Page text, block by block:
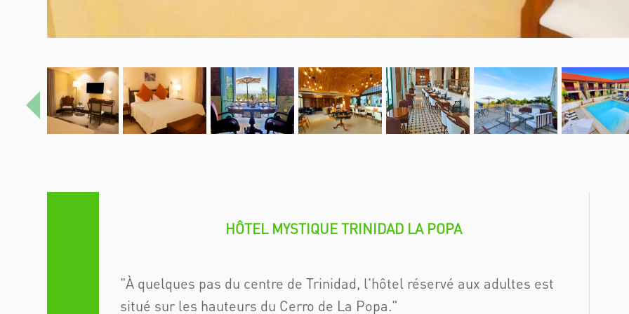
Précédent
HÔTEL MYSTIQUE TRINIDAD LA POPA
À quelques pas du centre de Trinidad, l'hôtel réservé aux adultes est
situé sur les hauteurs du Cerro de La Popa.